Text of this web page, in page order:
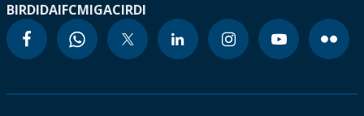
BIRDIDAIFCMIGACIRDI